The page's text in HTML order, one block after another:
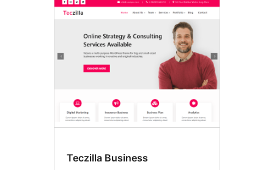
Teczilla Business